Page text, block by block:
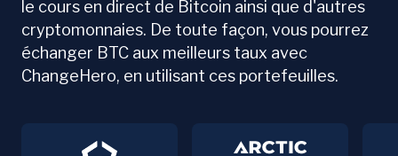
le cours en direct de Bitcoin ainsi que d'autres
cryptomonnaies. De toute façon, vous pourrez
échanger BTC aux meilleurs taux avec
ChangeHero, en utilisant ces portefeuilles.